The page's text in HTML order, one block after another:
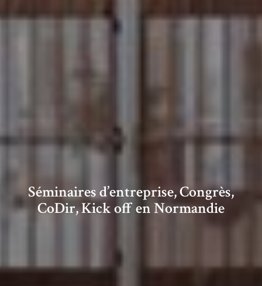
Séminaires d’entreprise, Congrès,
CoDir, Kick off en Normandie